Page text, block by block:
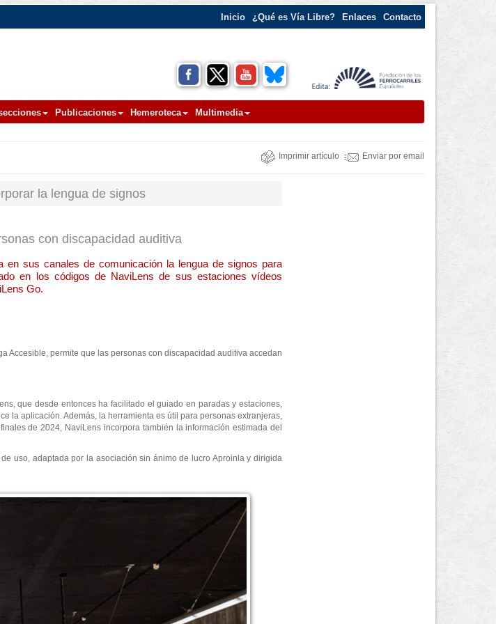
Inicio ¿Qué es Vía Libre? Enlaces Contacto
Publicaciones Hemeroteca Multimedia
Imprimir artículo Enviar por email
la lengua de signos
con discapacidad auditiva
sus canales de comunicación la lengua de signos para
en los códigos de NaviLens de sus estaciones vídeos
Go.
Accesible, permite que las personas con discapacidad auditiva accedan
que desde entonces ha facilitado el guiado en paradas y estaciones,
la aplicación. Además, la herramienta es útil para personas extranjeras,
de 2024, NaviLens incorpora también la información estimada del
uso, adaptada por la asociación sin ánimo de lucro Aproinla y dirigida